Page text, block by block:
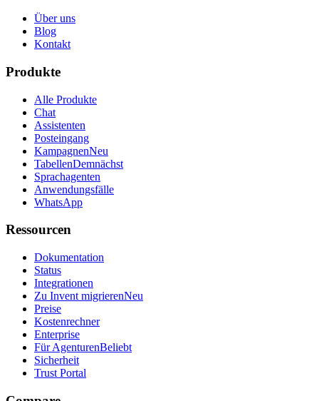
Über uns
Blog
Kontakt
Produkte
Alle Produkte
Chat
Assistenten
Posteingang
KampagnenNeu
TabellenDemnächst
Sprachagenten
Anwendungsfälle
WhatsApp
Ressourcen
Dokumentation
Status
Integrationen
Zu Invent migrierenNeu
Preise
Kostenrechner
Enterprise
Für AgenturenBeliebt
Sicherheit
Trust Portal